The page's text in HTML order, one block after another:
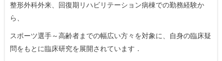
整形外科外来、回復期リハビリテーション病棟での勤務経験か
ら、
スポーツ選手～高齢者までの幅広い方々を対象に、自身の臨床疑
問をもとに臨床研究を展開されています．